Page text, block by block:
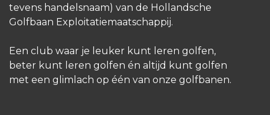
tevens handelsnaam) van de Hollandsche
Golfbaan Exploitatiemaatschappij.
Een club waar je leuker kunt leren golfen,
beter kunt leren golfen én altijd kunt golfen
met een glimlach op één van onze golfbanen.